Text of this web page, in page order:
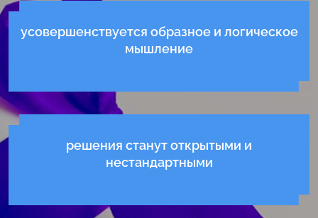
усовершенствуется образное и логическое
мышление
решения станут открытыми и
нестандартными